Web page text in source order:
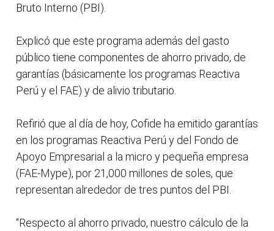
Bruto Interno (PBI).
Explicó que este programa además del gasto
público tiene componentes de ahorro privado, de
garantías (básicamente los programas Reactiva
Perú y el FAE) y de alivio tributario.
Refirió que al día de hoy, Cofide ha emitido garantías
en los programas Reactiva Perú y del Fondo de
Apoyo Empresarial a la micro y pequeña empresa
(FAE-Mype), por 21,000 millones de soles, que
representan alrededor de tres puntos del PBI.
“Respecto al ahorro privado, nuestro cálculo de la